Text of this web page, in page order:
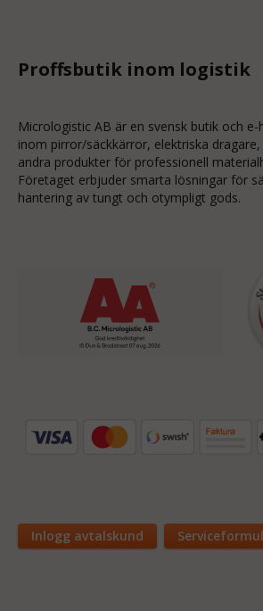
Proffsbutik inom logistik
Micrologistic AB är en svensk butik och e-
inom pirror/säckkärror, elektriska
andra produkter för professionell
Företaget erbjuder smarta lösningar för
hantering av tungt och otympligt gods.
Inlogg avtalskund